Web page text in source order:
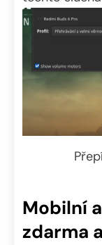
Mobilní
zdarma